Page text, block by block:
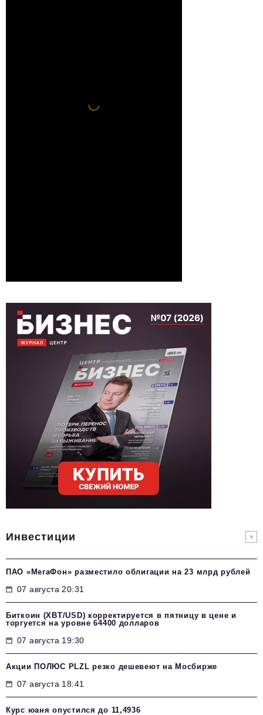
Инвестиции
ПАО «МегаФон» разместило облигации на 23 млрд рублей
07 августа 20:31
Биткоин (XBT/USD) корректируется в пятницу в цене и
торгуется на уровне 64400 долларов
07 августа 19:30
Акции ПОЛЮС PLZL резко дешевеют на Мосбирже
07 августа 18:41
Курс юаня опустился до 11,4936